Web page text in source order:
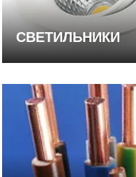
СВЕТИЛЬНИКИ